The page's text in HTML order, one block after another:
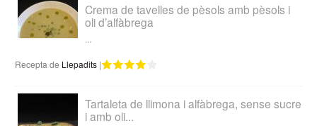
Crema de tavelles de pèsols amb pèsols i
oli d’alfàbrega
...
Recepta de Llepadits |
Tartaleta de llimona i alfàbrega, sense sucre
i amb oli...